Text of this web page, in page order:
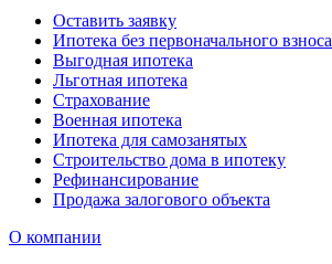
Оставить заявку
Ипотека без первоначального взноса
Выгодная ипотека
Льготная ипотека
Страхование
Военная ипотека
Ипотека для самозанятых
Строительство дома в ипотеку
Рефинансирование
Продажа залогового объекта
О компании